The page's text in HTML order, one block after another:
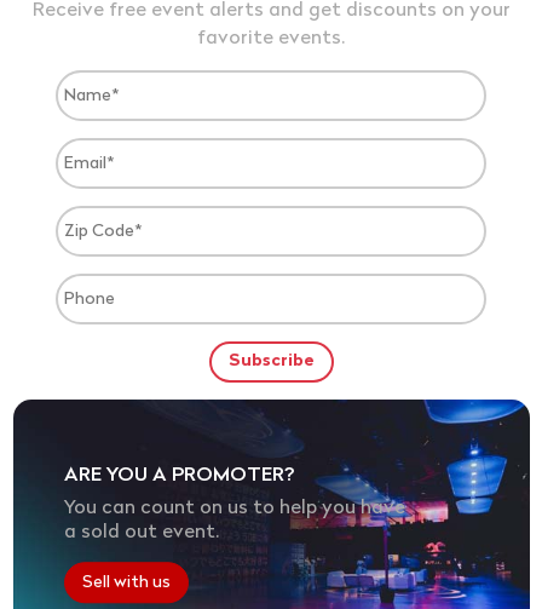
Receive free event alerts and get discounts on your
favorite events.
ARE YOU A PROMOTER?
You can count on us to help you have
a sold out event.
Sell with us